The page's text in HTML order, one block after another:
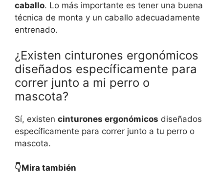
caballo. Lo más importante es tener una buena
técnica de monta y un caballo adecuadamente
entrenado.
¿Existen cinturones ergonómicos
diseñados específicamente para
correr junto a mi perro o
mascota?
Sí, existen cinturones ergonómicos diseñados
específicamente para correr junto a tu perro o
mascota.
👇Mira también